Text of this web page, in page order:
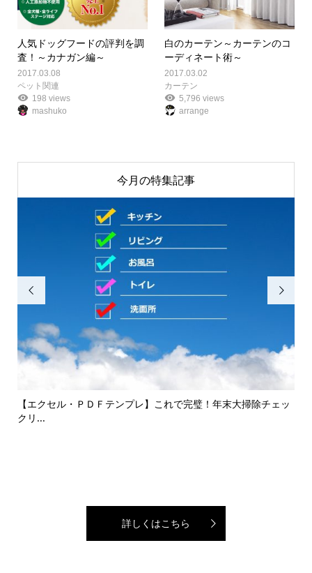
人気ドッグフードの評判を調
査！～カナガン編～
2017.03.08
ペット関連
198 views
mashuko
白のカーテン～カーテンのコ
ーディネート術～
2017.03.02
カーテン
5,796 views
arrange
今月の特集記事

【エクセル・ＰＤＦテンプレ】これで完璧！年末大掃除チェッ
クリ...

詳しくはこちら